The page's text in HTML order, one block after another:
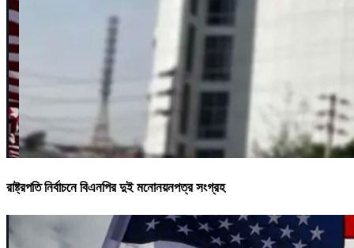
রাষ্ট্রপতি নির্বাচনে বিএনপির দুই মনোনয়নপত্র সংগ্রহ